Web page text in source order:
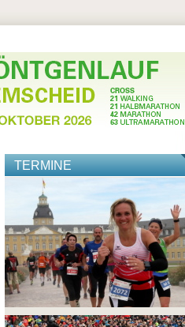
TERMINE